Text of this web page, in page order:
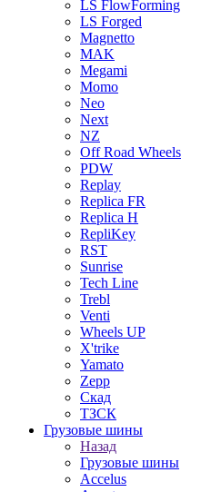
LS FlowForming
LS Forged
Magnetto
MAK
Megami
Momo
Neo
Next
NZ
Off Road Wheels
PDW
Replay
Replica FR
Replica H
RepliKey
RST
Sunrise
Tech Line
Trebl
Venti
Wheels UP
X'trike
Yamato
Zepp
Скад
ТЗСК
Грузовые шины
Назад
Грузовые шины
Accelus